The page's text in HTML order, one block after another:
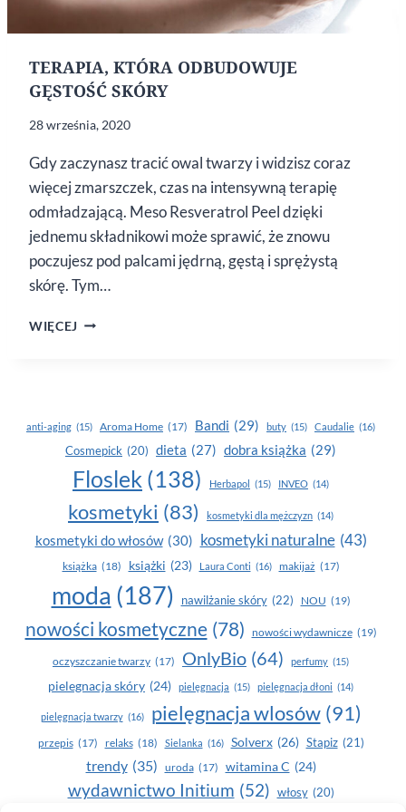
TERAPIA, KTÓRA ODBUDOWUJE
GĘSTOŚĆ SKÓRY
28 września, 2020
Gdy zaczynasz tracić owal twarzy i widzisz coraz
więcej zmarszczek, czas na intensywną terapię
odmładzającą. Meso Resveratrol Peel dzięki
jednemu składnikowi może sprawić, że znowu
poczujesz pod palcami jędrną, gęstą i sprężystą
skórę. Tym…
WIĘCEJ TERAPIA,
anti-aging (15) Aroma Home (17) Bandi (29) buty (15) Caudalie (16)
Cosmepick (20) dieta (27) dobra książka (29)
Floslek (138) Herbapol (15) INVEO (14)
kosmetyki (83) kosmetyki dla mężczyzn (14)
kosmetyki do włosów (30) kosmetyki naturalne (43)
książka (18) książki (23) Laura Conti (16) makijaż (17)
moda (187) nawilżanie skóry (22) NOU (19)
nowości kosmetyczne (78) nowości wydawnicze (19)
oczyszczanie twarzy (17) OnlyBio (64) perfumy (15)
pielegnacja skóry (24) pielęgnacja (15) pielęgnacja dłoni (14)
pielęgnacja twarzy (16) pielęgnacja wlosów (91)
przepis (17) relaks (18) Sielanka (16) Solverx (26) Stapiz (21)
trendy (35) uroda (17) witamina C (24)
wydawnictwo Initium (52) włosy (20)